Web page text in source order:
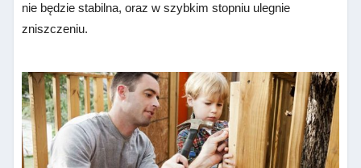
nie będzie stabilna, oraz w szybkim stopniu ulegnie
zniszczeniu.